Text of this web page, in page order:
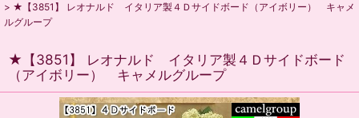
> ★【3851】 レオナルド イタリア製４Ｄサイドボード（アイボリー） キャメ
ルグループ
★【3851】 レオナルド イタリア製４Ｄサイドボード
（アイボリー） キャメルグループ